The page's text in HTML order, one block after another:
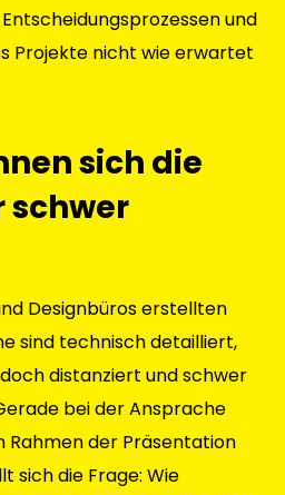
und
Projekte nicht wie erwartet
sich die
schwer
Designbüros erstellten
sind technisch detailliert,
distanziert und schwer
bei der Ansprache
Rahmen der Präsentation
sich die Frage: Wie